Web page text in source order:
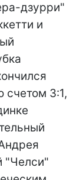
дзурри"
и
счетом 3:1,
"Челси"